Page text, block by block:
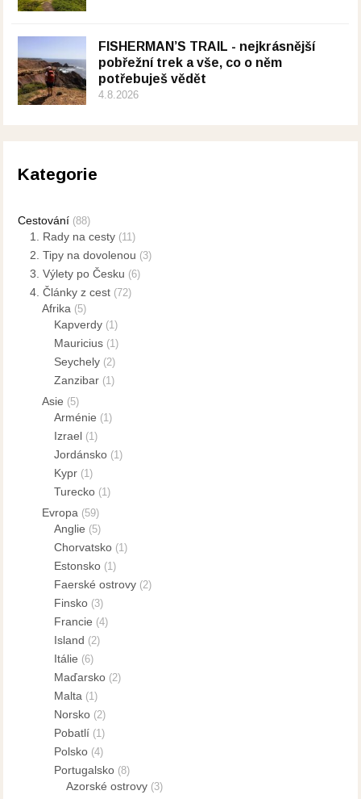
FISHERMAN’S TRAIL - nejkrásnější
pobřežní trek a vše, co o něm
potřebuješ vědět
4.8.2026
Kategorie
Cestování (88)
1. Rady na cesty (11)
2. Tipy na dovolenou (3)
3. Výlety po Česku (6)
4. Články z cest (72)
Afrika (5)
Kapverdy (1)
Mauricius (1)
Seychely (2)
Zanzibar (1)
Asie (5)
Arménie (1)
Izrael (1)
Jordánsko (1)
Kypr (1)
Turecko (1)
Evropa (59)
Anglie (5)
Chorvatsko (1)
Estonsko (1)
Faerské ostrovy (2)
Finsko (3)
Francie (4)
Island (2)
Itálie (6)
Maďarsko (2)
Malta (1)
Norsko (2)
Pobatlí (1)
Polsko (4)
Portugalsko (8)
Azorské ostrovy (3)